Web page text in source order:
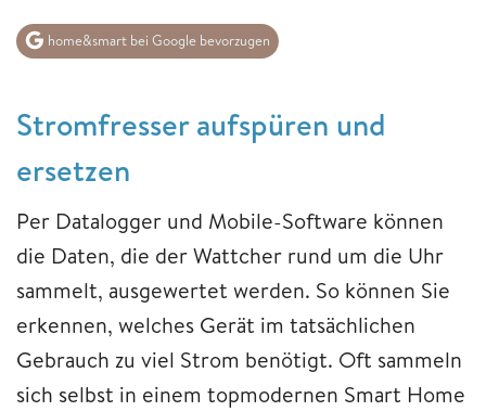
home&smart bei Google bevorzugen
Stromfresser aufspüren und
ersetzen
Per Datalogger und Mobile-Software können
die Daten, die der Wattcher rund um die Uhr
sammelt, ausgewertet werden. So können Sie
erkennen, welches Gerät im tatsächlichen
Gebrauch zu viel Strom benötigt. Oft sammeln
sich selbst in einem topmodernen Smart Home